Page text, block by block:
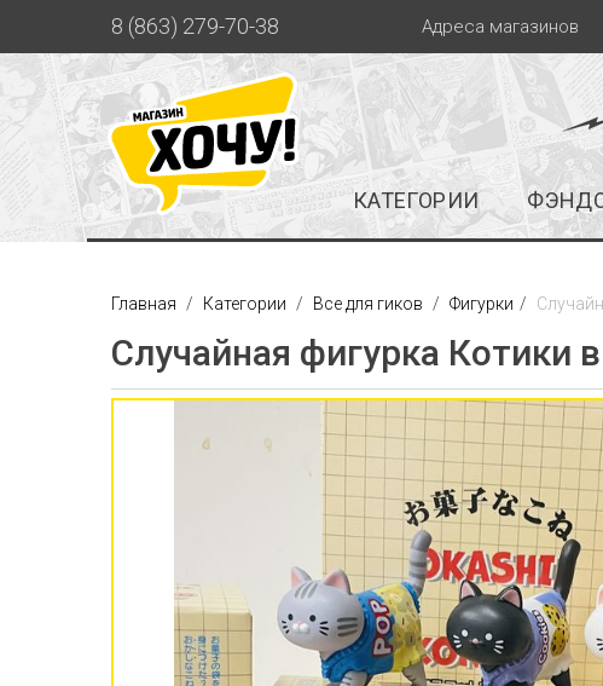
8 (863) 279-70-38 Адреса магазинов
КАТЕГОРИИ
Главная Категории Все для гиков Фигурки
Случайная фигурка Котики